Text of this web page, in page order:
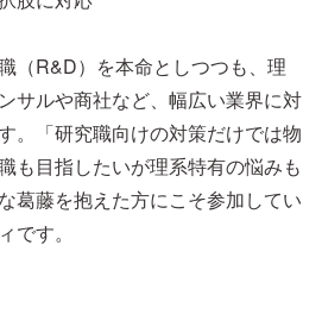
（R&D）を本命としつつも、理
サルや商社など、幅広い業界に対
。「研究職向けの対策だけでは物
も目指したいが理系特有の悩みも
葛藤を抱えた方にこそ参加してい
です。